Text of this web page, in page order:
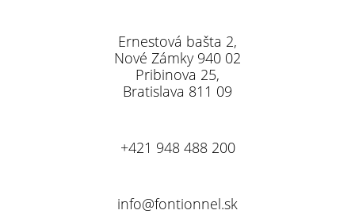
Ernestová bašta 2,
Nové Zámky 940 02
Pribinova 25,
Bratislava 811 09
+421 948 488 200
info@fontionnel.sk